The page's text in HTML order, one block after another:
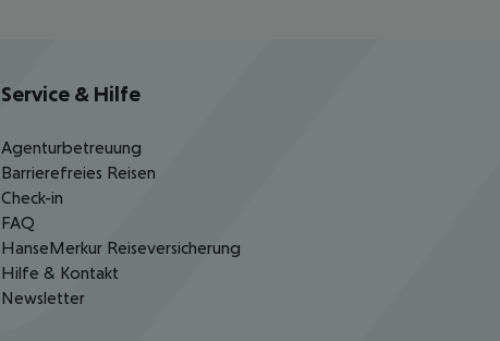
Service & Hilfe
Agenturbetreuung
Barrierefreies Reisen
Check-in
FAQ
HanseMerkur Reiseversicherung
Hilfe & Kontakt
Newsletter